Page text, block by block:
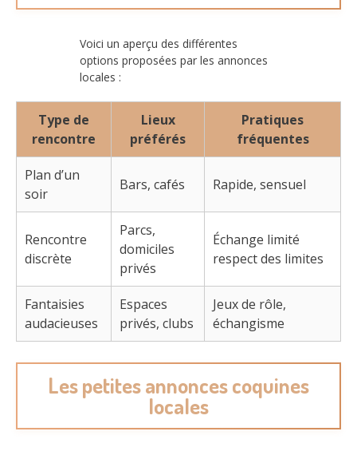
Voici un aperçu des différentes
options proposées par les annonces
locales :
Type de
rencontre
Lieux
préférés
Pratiques
fréquentes
Plan d’un
soir
Bars, cafés Rapide, sensuel
Rencontre
discrète
Parcs,
domiciles
privés
Échange limité
respect des limites
Fantaisies
audacieuses
Espaces
privés, clubs
Jeux de rôle,
échangisme
Les petites annonces coquines
locales